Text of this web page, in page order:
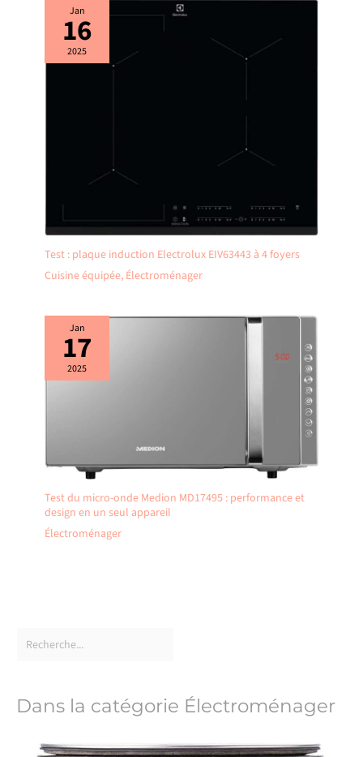
Jan
16
2025
Test : plaque induction Electrolux EIV63443 à 4 foyers
Cuisine équipée, Électroménager
Jan
17
2025
Test du micro-onde Medion MD17495 : performance et
design en un seul appareil
Électroménager
Dans la catégorie Électroménager